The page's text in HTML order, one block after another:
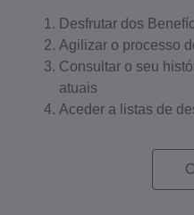
Desfrutar dos
Agilizar o processo
Consultar o seu
atuais
Aceder a listas de